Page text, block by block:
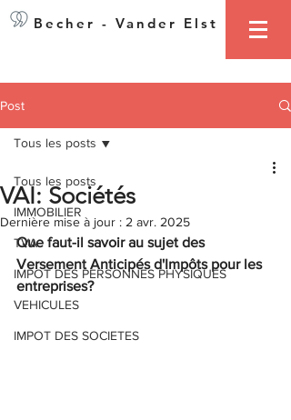
Becher - Vander Elst
Post
Tous les posts
IMMOBILIER
TVA
IMPOT DES PERSONNES PHYSIQUES
VEHICULES
IMPOT DES SOCIETES
Tous les posts
VAI: Sociétés
Dernière mise à jour : 2 avr. 2025
Que faut-il savoir au sujet des
Versement Anticipés d'Impôts pour les
entreprises?